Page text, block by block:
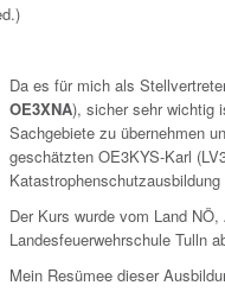
Da es für mich als
OE3XNA), sicher sehr wichtig
Sachgebiete zu übernehmen
geschätzten OE3KYS-Karl
Der Kurs wurde vom Land
Landesfeuerwehrschule Tulln
Mein Resümee dieser